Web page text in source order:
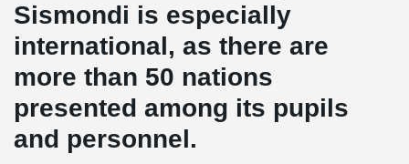
Sismondi is especially
international, as there are
more than 50 nations
presented among its pupils
and personnel.